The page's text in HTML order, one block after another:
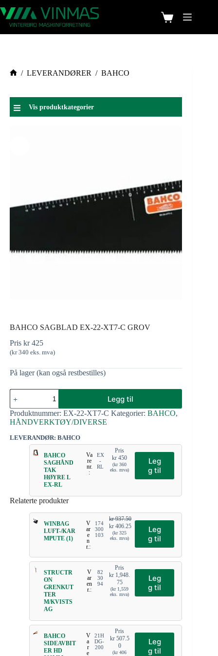
/ LEVERANDØRER / BAHCO
Vis produktkategorier
BAHCO SAGBLAD EX-22-XT7-C GROV
Pris kr425
(kr340 eks. mva)
På lager (kan også restbestilles)
Legg til
Produktnummer: EX-22-XT7-C Kategorier: BAHCO,
HÅNDVERKTØY/DIVERSE
LEVERANDØR: BAHCO
BAHCO
SAGHÅND
TAK
HØYRE L
EX-RL
Va
re
nr.
:
EX
-
RL
Pris
kr 450
(kr360
eks. mva)
Leg
g til
Relaterte produkter
WINBAG
LUFT-/KAR
MPUTE (1)
V
ar
e
n
r.:
174
300
103
kr937.50
kr 406.25
(kr325
eks. mva)
Leg
g til
STRUCTR
ON
GRENKUT
TER
M/KVISTS
AG
V
ar
en
r.:
82
30
94
Pris
kr 1,948.
75
(kr1,559
eks. mva)
Leg
g til
BAHCO
SIDEAVBIT
ER HD
V
a
r
e
21H
DG-
200
Pris
kr507.5
0
(kr406
Leg
g til